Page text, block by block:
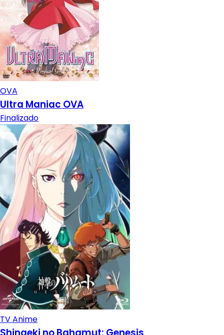
OVA
Ultra Maniac OVA
Finalizado
TV Anime